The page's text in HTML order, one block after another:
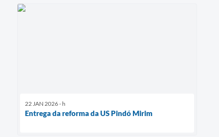
22 JAN 2026 - h
Entrega da reforma da US Pindó Mirim